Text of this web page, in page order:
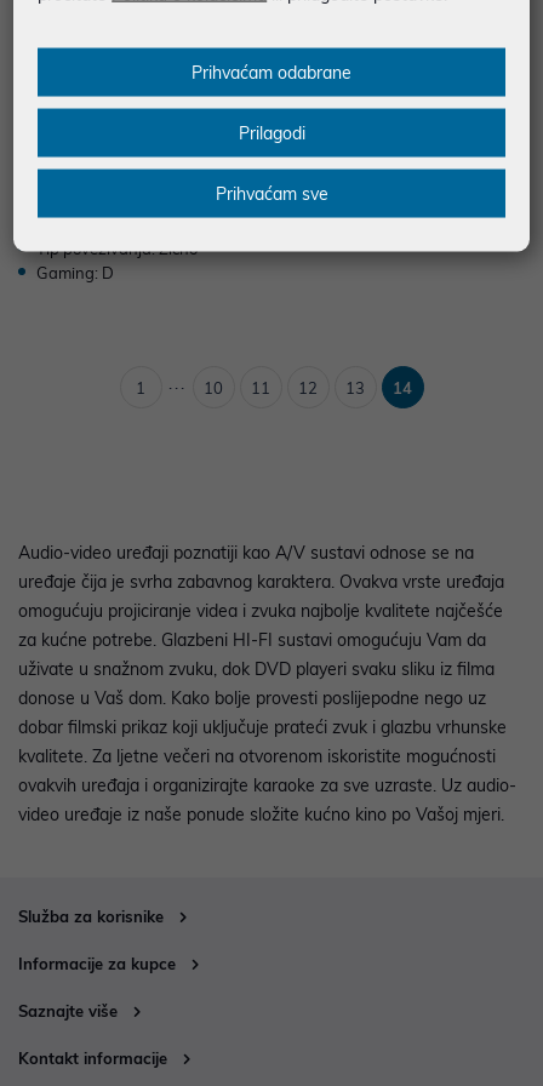
Slušalice Logitech G432 P/N: 981
Dodatnih -5% uz PROMO KOD
Vrsta slušalica: Naglavne
Tip povezivanja: Žično
Gaming: D
1 ... 10 11 12 13 14
Audio-video uređaji poznatiji kao A/V sustavi odnose se na
uređaje čija je svrha zabavnog karaktera. Ovakva vrste uređaja
omogućuju projiciranje videa i zvuka najbolje kvalitete najčešće
za kućne potrebe. Glazbeni HI-FI sustavi omogućuju Vam da
uživate u snažnom zvuku, dok DVD playeri svaku sliku iz filma
donose u Vaš dom. Kako bolje provesti poslijepodne nego uz
dobar filmski prikaz koji uključuje prateći zvuk i glazbu vrhunske
kvalitete. Za ljetne večeri na otvorenom iskoristite mogućnosti
ovakvih uređaja i organizirajte karaoke za sve uzraste. Uz audio-
video uređaje iz naše ponude složite kućno kino po Vašoj mjeri.
Služba za korisnike
Informacije za kupce
Saznajte više
Kontakt informacije
Prihvaćam odabrane
Prilagodi
Prihvaćam sve